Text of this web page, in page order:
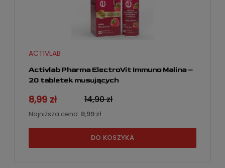
Activlab Pharma ElectroVit Immuno Malina –
20 tabletek musujących
ACTIVLAB
8,99 zł 14,90 zł
Najniższa cena: 8,99 zł
DO KOSZYKA